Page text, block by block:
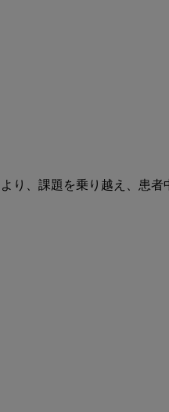
り、課題を乗り越え、患者